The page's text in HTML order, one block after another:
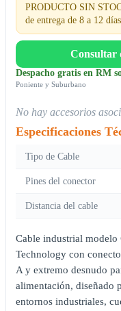
PRODUCTO SIN
de entrega de 8 a 12
Consultar
Despacho gratis en RM
Poniente y Suburbano
No hay accesorios
Especificaciones
Tipo de Cable
Pines del conector
Distancia del cable
Cable industrial
Technology con
A y extremo desnudo
alimentación, diseñado
entornos industriales,